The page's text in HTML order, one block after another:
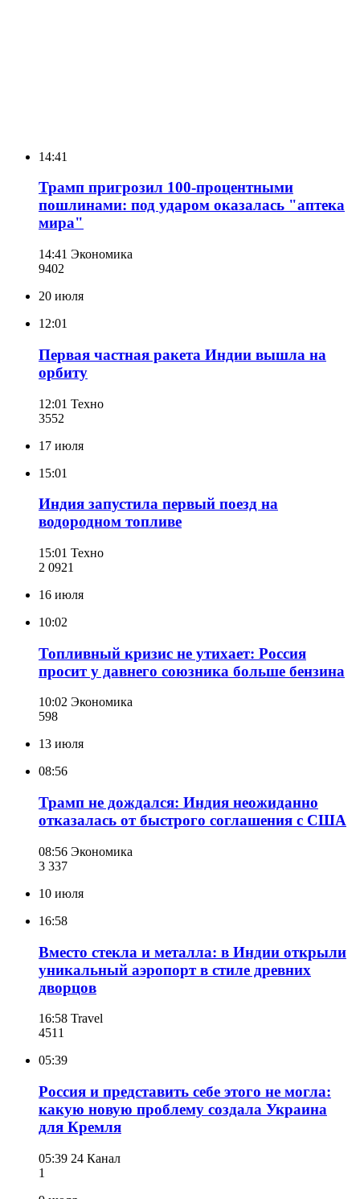
14:41
Трамп пригрозил 100-процентными
пошлинами: под ударом оказалась "аптека
мира"
14:41 Экономика
9402
20 июля
12:01
Первая частная ракета Индии вышла на
орбиту
12:01 Техно
3552
17 июля
15:01
Индия запустила первый поезд на
водородном топливе
15:01 Техно
2 0921
16 июля
10:02
Топливный кризис не утихает: Россия
просит у давнего союзника больше бензина
10:02 Экономика
598
13 июля
08:56
Трамп не дождался: Индия неожиданно
отказалась от быстрого соглашения с США
08:56 Экономика
3 337
10 июля
16:58
Вместо стекла и металла: в Индии открыли
уникальный аэропорт в стиле древних
дворцов
16:58 Travel
451 1
05:39
Россия и представить себе этого не могла:
какую новую проблему создала Украина
для Кремля
05:39 24 Канал
1